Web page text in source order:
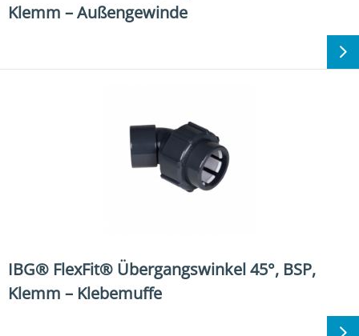
Klemm – Außengewinde
IBG® FlexFit® Übergangswinkel 45°, BSP,
Klemm – Klebemuffe